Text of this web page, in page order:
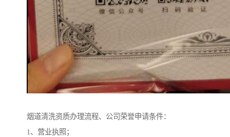
烟道清洗资质办理流程、公司荣誉申请条件：
1、营业执照；